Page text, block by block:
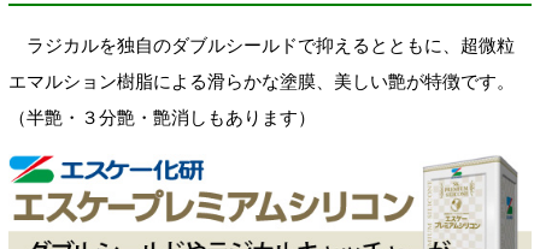
ラジカルを独自のダブルシールドで抑えるとともに、超微粒
エマルション樹脂による滑らかな塗膜、美しい艶が特徴です。
（半艶・３分艶・艶消しもあります）